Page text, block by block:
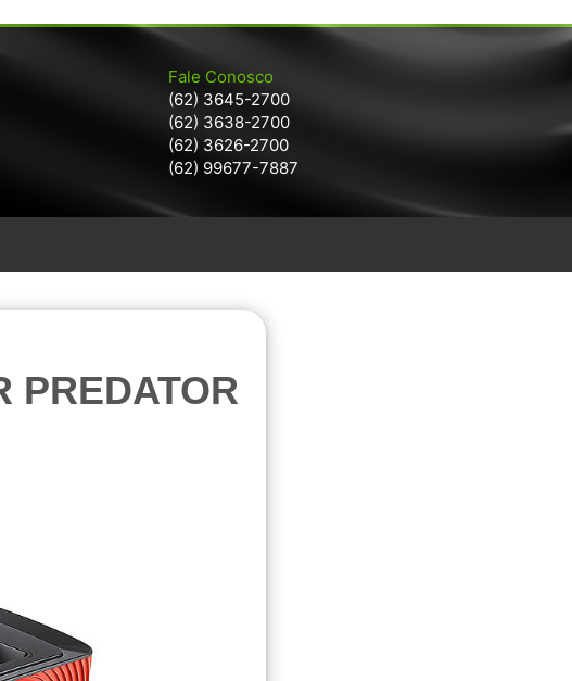
Fale Conosco
(62) 3645-2700
(62) 3638-2700
(62) 3626-2700
(62) 99677-7887
PREDATOR